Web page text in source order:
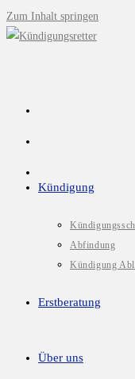
Zum Inhalt springen
Kündigung
Abfindung
Kündigung
Erstberatung
Über uns